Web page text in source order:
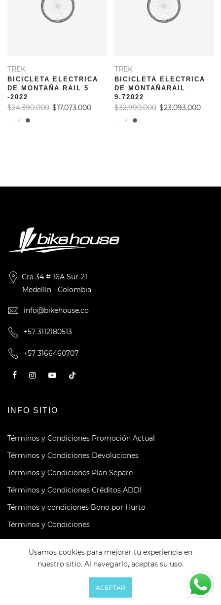
TREK
BICICLETA ELECTRICA
DE MONTAÑA RAIL 5
-2022
$24.390.000 $17.073.000
TREK
BICICLETA ELECTRICA
DE MONTAÑARAIL
9.72022
$32.990.000 $23.093.000
Cra 34 # 16A Sur-21
Medellín - Colombia
info@bikehouse.co
+57 3112180513
+57 3166460707
INFO SITIO
Términos y Condiciones Promoción Actual
Términos y Condiciones Devoluciones
Términos y Condiciones Plan Separe
Términos y Condiciones Créditos ADDI
Términos y condiciones Bono por Hurto
Términos y Condiciones
Política de Privacidad
Métodos de Financiación
Carrito Cuenta Buscar
Usamos cookies para mejorar tu experiencia en
nuestro sitio. Al navegarlo, aceptas su uso.
ACEPTAR